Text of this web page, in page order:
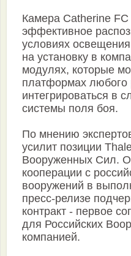
Камера Catherine FC
эффективное
условиях
на установку в
модулях, которые
платформах
интегрироваться в
системы поля боя.
По мнению
усилит позиции
Вооруженных Сил.
кооперации с
вооружений в
пресс-релизе
контракт - первое
для Российских
компанией.